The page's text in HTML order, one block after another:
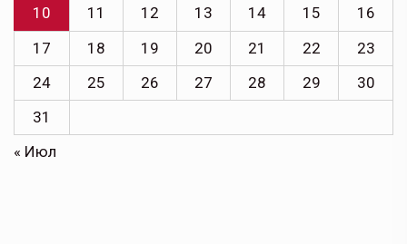
10
11 12 13 14 15
16
17
18 19 20 21 22
23
24
25 26 27 28 29
30
31
« Июл